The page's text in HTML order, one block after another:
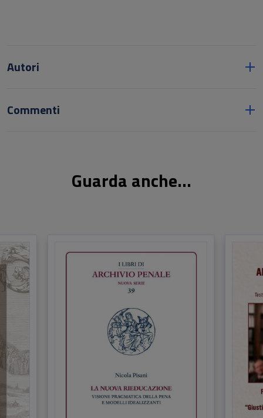
Autori
Commenti
Guarda anche...